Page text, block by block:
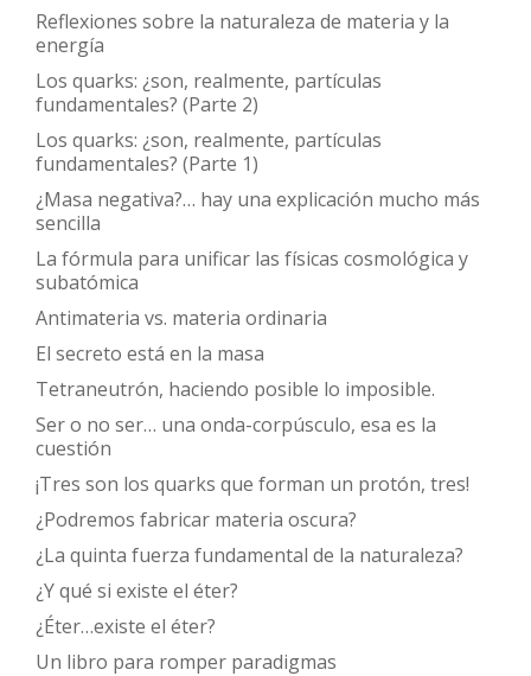
Reflexiones sobre la naturaleza de materia y la
energía
Los quarks: ¿son, realmente, partículas
fundamentales? (Parte 2)
Los quarks: ¿son, realmente, partículas
fundamentales? (Parte 1)
¿Masa negativa?… hay una explicación mucho más
sencilla
La fórmula para unificar las físicas cosmológica y
subatómica
Antimateria vs. materia ordinaria
El secreto está en la masa
Tetraneutrón, haciendo posible lo imposible.
Ser o no ser… una onda-corpúsculo, esa es la
cuestión
¡Tres son los quarks que forman un protón, tres!
¿Podremos fabricar materia oscura?
¿La quinta fuerza fundamental de la naturaleza?
¿Y qué si existe el éter?
¿Éter…existe el éter?
Un libro para romper paradigmas